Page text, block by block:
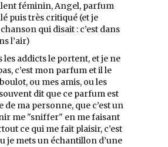
féminin, Angel, parfum
puis très critiqué (et je
qui disait : c’est dans
l’air)
les addicts le portent, et je ne
c’est mon parfum et il le
ou mes amis, ou les
dit que ce parfum est
de ma personne, que c’est un
me "sniffer" en me faisant
ce qui me fait plaisir, c’est
je mets un échantillon d’une